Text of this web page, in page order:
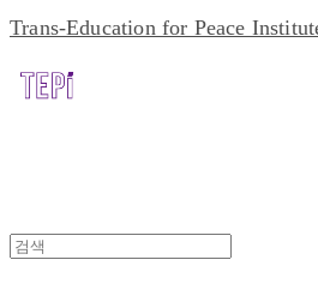
Trans-Education for Peace